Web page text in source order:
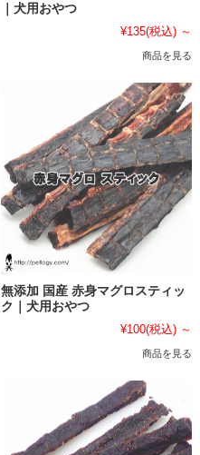
｜犬用おやつ
¥135(税込) ～
商品を見る
無添加 国産 赤身マグロスティッ
ク｜犬用おやつ
¥100(税込) ～
商品を見る